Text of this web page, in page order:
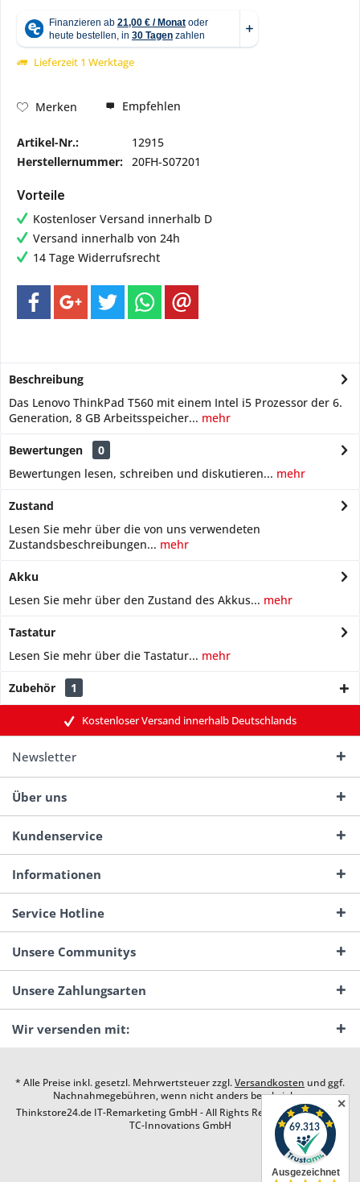
Lieferzeit 1 Werktage
Merken Empfehlen
Artikel-Nr.:
12915
Herstellernummer: 20FH-S07201
Vorteile
Kostenloser Versand innerhalb D
Versand innerhalb von 24h
14 Tage Widerrufsrecht
Beschreibung
Das Lenovo ThinkPad T560 mit einem Intel i5 Prozessor der 6.
Generation, 8 GB Arbeitsspeicher... mehr
Bewertungen
0
Bewertungen lesen, schreiben und diskutieren... mehr
Zustand
Lesen Sie mehr über die von uns verwendeten
Zustandsbeschreibungen... mehr
Akku
Lesen Sie mehr über den Zustand des Akkus... mehr
Tastatur
Lesen Sie mehr über die Tastatur... mehr
Zubehör 1
Kostenloser Versand innerhalb Deutschlands
Newsletter
Über uns
Kundenservice
Informationen
Service Hotline
Unsere Communitys
Unsere Zahlungsarten
Wir versenden mit:
* Alle Preise inkl. gesetzl. Mehrwertsteuer zzgl.Versandkosten und ggf.
Nachnahmegebühren, wenn nicht anders beschrieben
Thinkstore24.de IT-Remarketing GmbH - All Rights Reserved. Design by
TC-Innovations GmbH
✕